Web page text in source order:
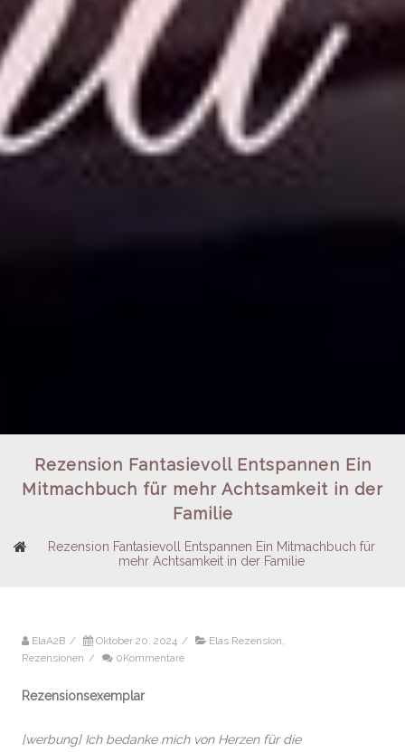
Rezension Fantasievoll Entspannen Ein
Mitmachbuch für mehr Achtsamkeit in der
Familie
Rezension Fantasievoll Entspannen Ein Mitmachbuch für
mehr Achtsamkeit in der Familie
ElaA2B / Oktober 20, 2024 / Elas Rezension
Rezensionen / 0Kommentare
Rezensionsexemplar
[werbung] Ich bedanke mich von Herzen für die